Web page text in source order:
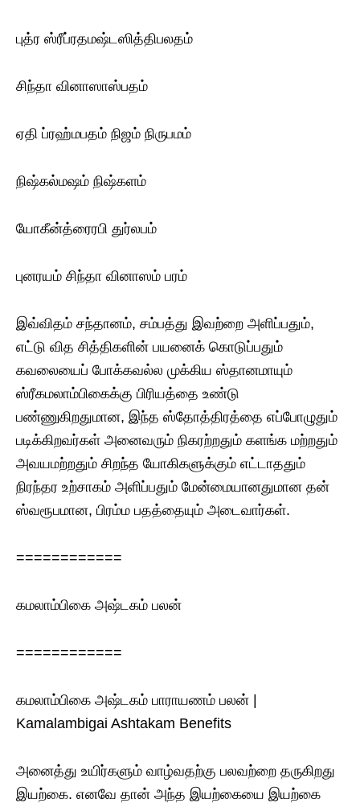
புத்ர ஸ்ரீப்ரதமஷ்டஸித்திபலதம்
சிந்தா வினாஸாஸ்பதம்
ஏதி ப்ரஹ்மபதம் நிஜம் நிருபமம்
நிஷ்கல்மஷம் நிஷ்களம்
யோகீன்த்ரைரபி துர்லபம்
புனரயம் சிந்தா வினாஸம் பரம்
இவ்விதம் சந்தானம், சம்பத்து இவற்றை அளிப்பதும்,
எட்டு வித சித்திகளின் பயனைக் கொடுப்பதும்
கவலையைப் போக்கவல்ல முக்கிய ஸ்தானமாயும்
ஸ்ரீகமலாம்பிகைக்கு பிரியத்தை உண்டு
பண்ணுகிறதுமான, இந்த ஸ்தோத்திரத்தை எப்போழுதும்
படிக்கிறவர்கள் அனைவரும் நிகரற்றதும் களங்க மற்றதும்
அவயமற்றதும் சிறந்த யோகிகளுக்கும் எட்டாததும்
நிரந்தர உற்சாகம் அளிப்பதும் மேன்மையானதுமான தன்
ஸ்வரூபமான, பிரம்ம பதத்தையும் அடைவார்கள்.
============
கமலாம்பிகை அஷ்டகம் பலன்
============
கமலாம்பிகை அஷ்டகம் பாராயணம் பலன் |
Kamalambigai Ashtakam Benefits
அனைத்து உயிர்களும் வாழ்வதற்கு பலவற்றை தருகிறது
இயற்கை. எனவே தான் அந்த இயற்கையை இயற்கை